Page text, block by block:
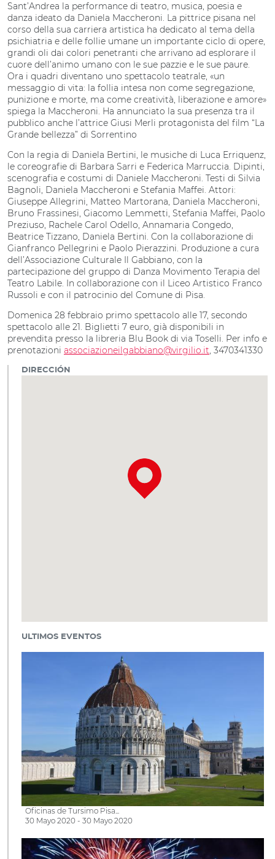
Sant’Andrea la performance di teatro, musica, poesia e
danza ideato da Daniela Maccheroni. La pittrice pisana nel
corso della sua carriera artistica ha dedicato al tema della
psichiatria e delle follie umane un importante ciclo di opere,
grandi oli dai colori penetranti che arrivano ad esplorare il
cuore dell’animo umano con le sue pazzie e le sue paure.
Ora i quadri diventano uno spettacolo teatrale, «un
messaggio di vita: la follia intesa non come segregazione,
punizione e morte, ma come creatività, liberazione e amore»
spiega la Maccheroni. Ha annunciato la sua presenza tra il
pubblico anche l’attrice Giusi Merli protagonista del film “La
Grande bellezza” di Sorrentino
Con la regia di Daniela Bertini, le musiche di Luca Erriquenz,
le coreografie di Barbara Sarri e Federica Marruccia. Dipinti,
scenografia e costumi di Daniele Maccheroni. Testi di Silvia
Bagnoli, Daniela Maccheroni e Stefania Maffei. Attori:
Giuseppe Allegrini, Matteo Martorana, Daniela Maccheroni,
Bruno Frassinesi, Giacomo Lemmetti, Stefania Maffei, Paolo
Preziuso, Rachele Carol Odello, Annamaria Congedo,
Beatrice Tizzano, Daniela Bertini. Con la collaborazione di
Gianfranco Pellegrini e Paolo Pierazzini. Produzione a cura
dell’Associazione Culturale Il Gabbiano, con la
partecipazione del gruppo di Danza Movimento Terapia del
Teatro Labile. In collaborazione con il Liceo Artistico Franco
Russoli e con il patrocinio del Comune di Pisa.
Domenica 28 febbraio primo spettacolo alle 17, secondo
spettacolo alle 21. Biglietti 7 euro, già disponibili in
prevendita presso la libreria Blu Book di via Toselli. Per info e
prenotazioni associazioneilgabbiano@virgilio.it, 3470341330
DIRECCIÓN
ULTIMOS EVENTOS
Oficinas de Tursimo Pisa...
30 Mayo 2020 - 30 Mayo 2020